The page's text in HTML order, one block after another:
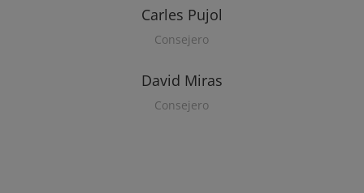
Carles Pujol
Consejero
David Miras
Consejero